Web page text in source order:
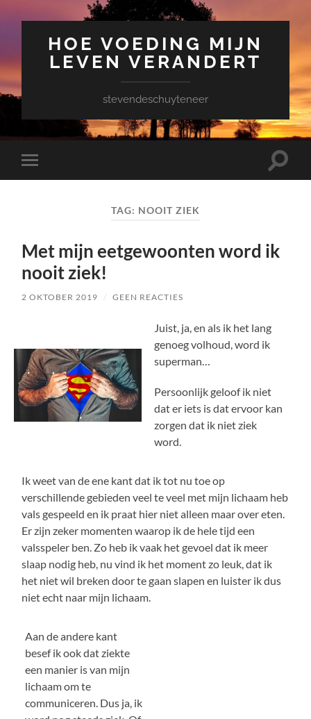
HOE VOEDING MIJN
LEVEN VERANDERT
stevendeschuyteneer
Toggle
mobiel
Toggle
TAG: NOOIT ZIEK
Met mijn eetgewoonten word ik
nooit ziek!
2 OKTOBER 2019 / GEEN REACTIES
Juist, ja, en als ik het lang
genoeg volhoud, word ik
superman…
Persoonlijk geloof ik niet
dat er iets is dat ervoor kan
zorgen dat ik niet ziek
word.
Ik weet van de ene kant dat ik tot nu toe op
verschillende gebieden veel te veel met mijn lichaam heb
vals gespeeld en ik praat hier niet alleen maar over eten.
Er zijn zeker momenten waarop ik de hele tijd een
valsspeler ben. Zo heb ik vaak het gevoel dat ik meer
slaap nodig heb, nu vind ik het moment zo leuk, dat ik
het niet wil breken door te gaan slapen en luister ik dus
niet echt naar mijn lichaam.
Aan de andere kant
besef ik ook dat ziekte
een manier is van mijn
lichaam om te
communiceren. Dus ja, ik